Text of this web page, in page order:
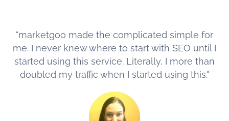
"marketgoo made the complicated simple for
me. I never knew where to start with SEO until I
started using this service. Literally, I more than
doubled my traffic when I started using this."